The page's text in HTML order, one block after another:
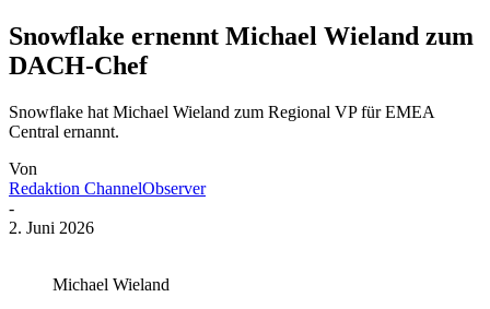
Snowflake ernennt Michael Wieland zum
DACH-Chef
Snowflake hat Michael Wieland zum Regional VP für EMEA
Central ernannt.
Von
Redaktion ChannelObserver
-
2. Juni 2026
Michael Wieland